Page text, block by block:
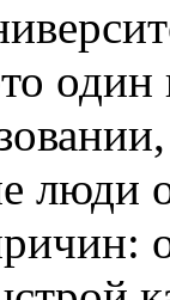
один
люди